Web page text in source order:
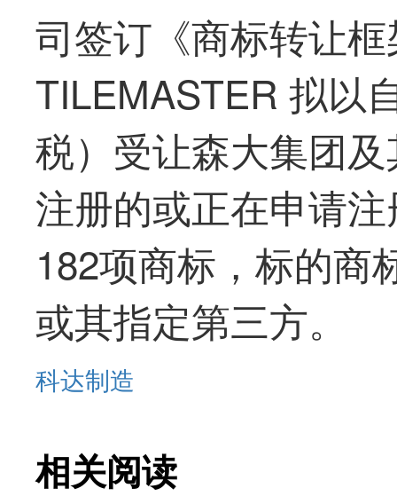
司签订《商标转让
TILEMASTER 拟以
税）受让森大集团
注册的或正在申请
182项商标，标的商
或其指定第三方。
科达制造
相关阅读